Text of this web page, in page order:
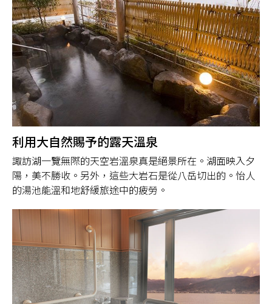
利用大自然賜予的露天溫泉
諏訪湖一覽無際的天空岩溫泉真是絕景所在。湖面映入夕
陽，美不勝收。另外，這些大岩石是從八岳切出的。怡人
的湯池能溫和地舒緩旅途中的疲勞。